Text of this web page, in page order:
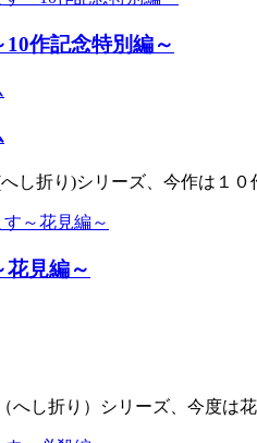
作記念特別編～
し折り)シリーズ、今作は１０
花見編～
へし折り）シリーズ、今度は花